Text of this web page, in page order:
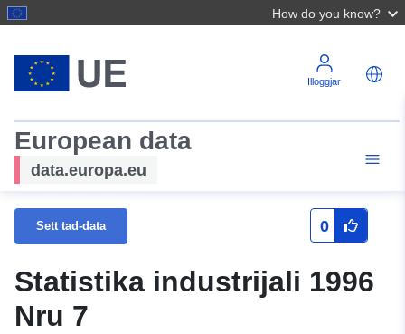
How do you know?
Illoggjar
European data
data.europa.eu
Sett tad-data 0
Statistika industrijali 1996
Nru 7